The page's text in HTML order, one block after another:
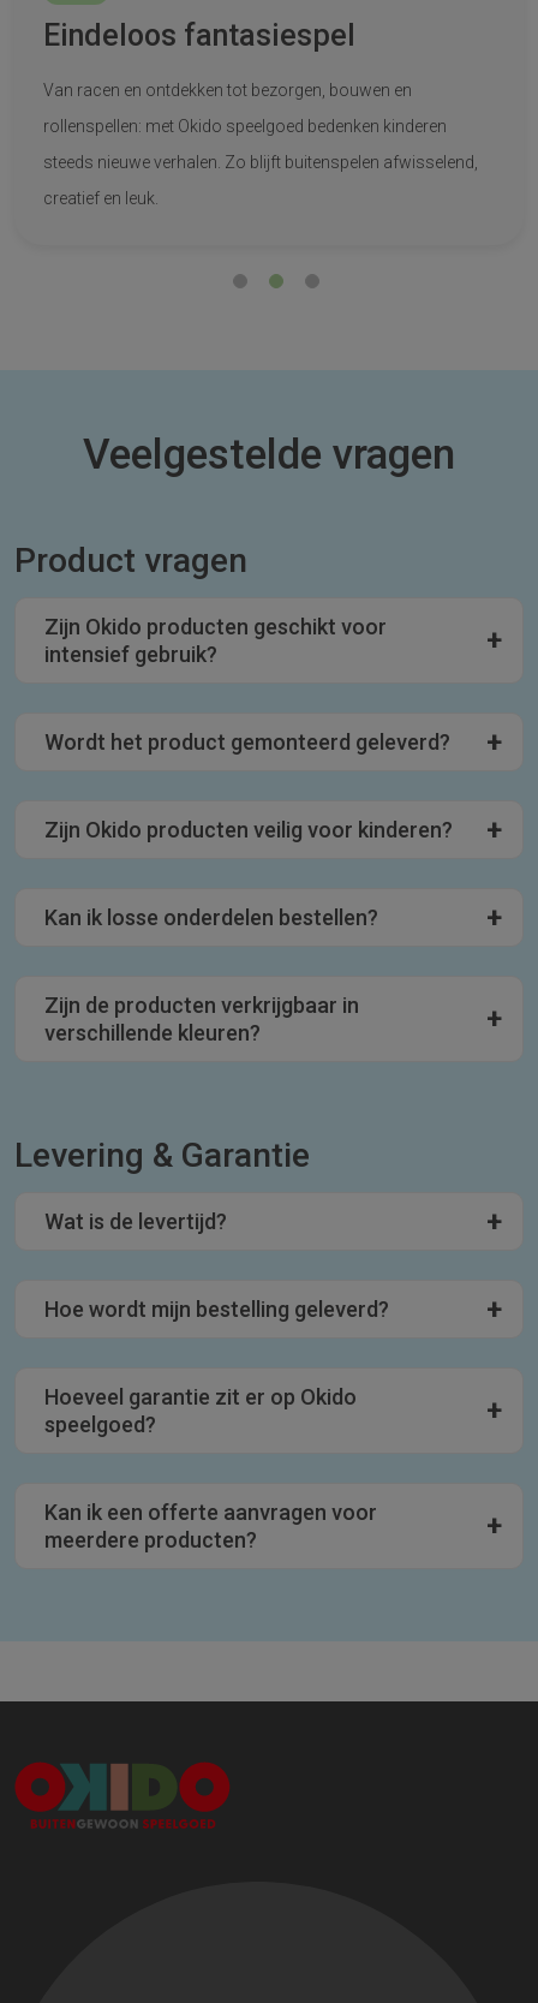
Eindeloos fantasiespel
Van racen en ontdekken tot bezorgen, bouwen en
rollenspellen: met Okido speelgoed bedenken kinderen
steeds nieuwe verhalen. Zo blijft buitenspelen afwisselend,
creatief en leuk.
Veelgestelde vragen
Product vragen
Zijn Okido producten geschikt voor
intensief gebruik?
Wordt het product gemonteerd geleverd?
Zijn Okido producten veilig voor kinderen?
Kan ik losse onderdelen bestellen?
Zijn de producten verkrijgbaar in
verschillende kleuren?
Levering & Garantie
Wat is de levertijd?
Hoe wordt mijn bestelling geleverd?
Hoeveel garantie zit er op Okido
speelgoed?
Kan ik een offerte aanvragen voor
meerdere producten?